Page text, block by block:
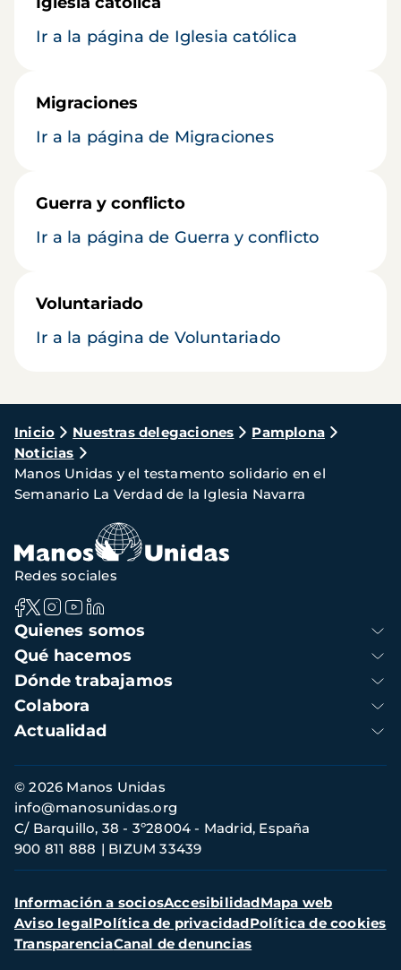
Ir a la página de Iglesia católica
Migraciones
Ir a la página de Migraciones
Guerra y conflicto
Ir a la página de Guerra y conflicto
Voluntariado
Ir a la página de Voluntariado
Ruta
de
navegación
Inicio Nuestras delegaciones
Pamplona
Noticias
Manos Unidas y el testamento solidario en el
Semanario La Verdad de la Iglesia Navarra
Navegación
principal
Quienes somos
Qué hacemos
Dónde trabajamos
Colabora
Actualidad
Redes sociales
Información
de
contacto
© 2026 Manos Unidas
C/ Barquillo, 38 - 3º28004 - Madrid, España
900 811 888
BIZUM 33439
info@manosunidas.org
Menú
secundario
Información a sociosAccesibilidadMapa web
Aviso legalPolítica de privacidadPolítica de cookies
TransparenciaCanal de denuncias